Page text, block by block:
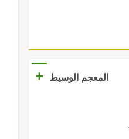
المعجم الوسيط +